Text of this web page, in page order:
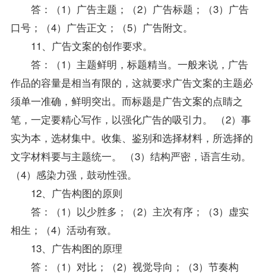
答：（1）广告主题；（2）广告标题；（3）广告
口号；（4）广告正文；（5）广告附文。
11、广告文案的创作要求。
答：（1）主题鲜明，标题精当。一般来说，广告
作品的容量是相当有限的，这就要求广告文案的主题必
须单一准确，鲜明突出。而标题是广告文案的点睛之
笔，一定要精心写作，以强化广告的吸引力。 （2）事
实为本，选材集中。收集、鉴别和选择材料，所选择的
文字材料要与主题统一。 （3）结构严密，语言生动。
（4）感染力强，鼓动性强。
12、广告构图的原则
答：（1）以少胜多；（2）主次有序；（3）虚实
相生；（4）活动有致。
13、广告构图的原理
答：（1）对比；（2）视觉导向；（3）节奏构